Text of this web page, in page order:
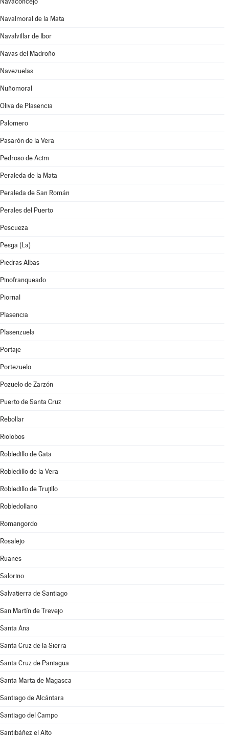
Navalmoral de la Mata
Navalvillar de Ibor
Navas del Madroño
Navezuelas
Nuñomoral
Oliva de Plasencia
Palomero
Pasarón de la Vera
Pedroso de Acim
Peraleda de la Mata
Peraleda de San Román
Perales del Puerto
Pescueza
Pesga (La)
Piedras Albas
Pinofranqueado
Piornal
Plasencia
Plasenzuela
Portaje
Portezuelo
Pozuelo de Zarzón
Puerto de Santa Cruz
Rebollar
Riolobos
Robledillo de Gata
Robledillo de la Vera
Robledillo de Trujillo
Robledollano
Romangordo
Rosalejo
Ruanes
Salorino
Salvatierra de Santiago
San Martín de Trevejo
Santa Ana
Santa Cruz de la Sierra
Santa Cruz de Paniagua
Santa Marta de Magasca
Santiago de Alcántara
Santiago del Campo
Santibáñez el Alto